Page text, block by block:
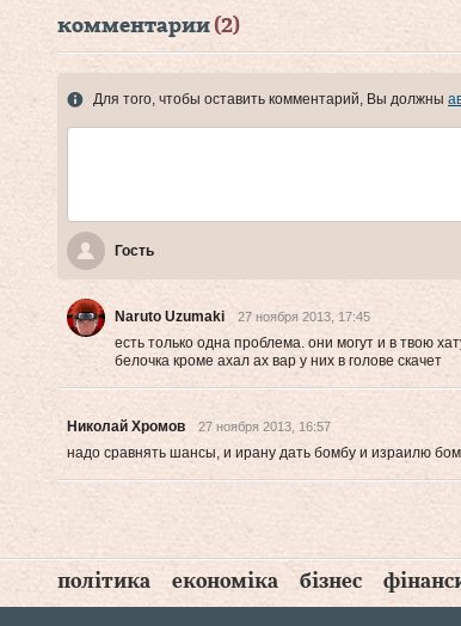
комментарии(2)
Для того, чтобы оставить комментарий, Вы должны
Гость
Naruto Uzumaki 27 ноября 2013, 17:45
есть только одна проблема. они могут и в твою
белочка кроме ахал ах вар у них в голове скачет
Николай Хромов 27 ноября 2013, 16:57
надо сравнять шансы, и ирану дать бомбу и израилю
політика економіка бізнес